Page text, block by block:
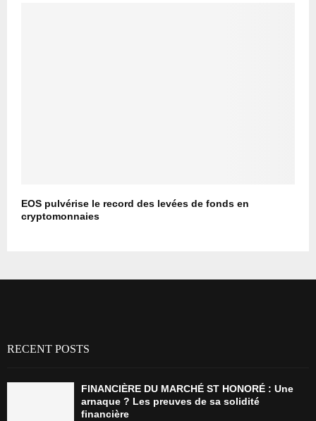
EOS pulvérise le record des levées de fonds en
cryptomonnaies
RECENT POSTS
FINANCIÈRE DU MARCHÉ ST HONORÉ : Une
arnaque ? Les preuves de sa solidité
financière